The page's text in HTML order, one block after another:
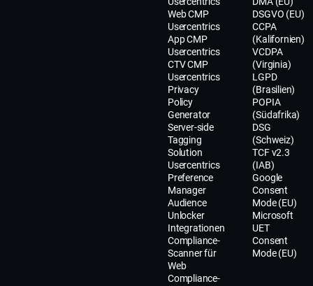
Web CMP
Usercentrics
App CMP
Usercentrics
CTV CMP
Usercentrics
Privacy
Policy
Generator
Server-side
Tagging
Solution
Usercentrics
Preference
Manager
Audience
Unlocker
Integrationen
Compliance-
Scanner für
Web
Compliance-
DSGVO (EU)
CCPA
(Kalifornien)
VCDPA
(Virginia)
LGPD
(Brasilien)
POPIA
(Südafrika)
DSG
(Schweiz)
TCF v2.3
(IAB)
Google
Consent
Mode (EU)
Microsoft
UET
Consent
Mode (EU)